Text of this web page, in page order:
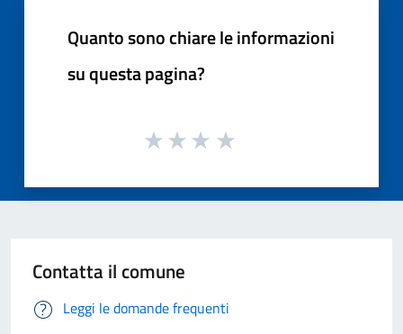
Quanto sono chiare le informazioni
su questa pagina?
Contatta il comune
Leggi le domande frequenti